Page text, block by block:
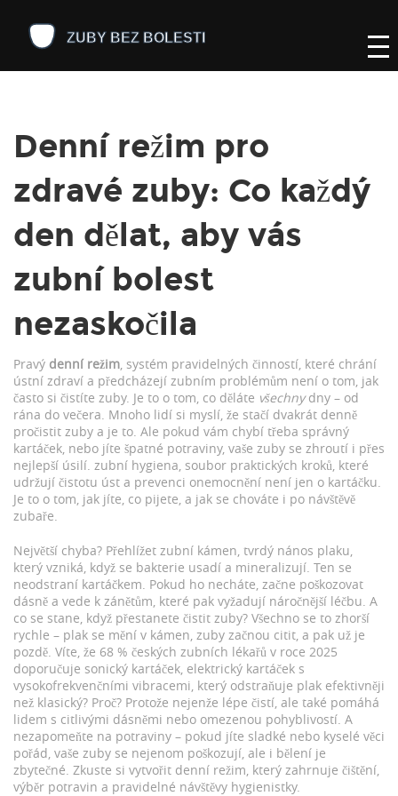
Denní režim pro
zdravé zuby: Co každý
den dělat, aby vás
zubní bolest
nezaskočila
Pravý denní režim, systém pravidelných činností, které chrání
ústní zdraví a předcházejí zubním problémům není o tom, jak
často si čistíte zuby. Je to o tom, co děláte všechnydny – od
rána do večera. Mnoho lidí si myslí, že stačí dvakrát denně
pročistit zuby a je to. Ale pokud vám chybí třeba správný
kartáček, nebo jíte špatné potraviny, vaše zuby se zhroutí i přes
nejlepší úsilí. zubní hygiena, soubor praktických kroků, které
udržují čistotu úst a prevenci onemocnění není jen o kartáčku.
Je to o tom, jak jíte, co pijete, a jak se chováte i po návštěvě
zubaře.
Největší chyba? Přehlížet zubní kámen, tvrdý nános plaku,
který vzniká, když se bakterie usadí a mineralizují. Ten se
neodstraní kartáčkem. Pokud ho necháte, začne poškozovat
dásně a vede k zánětům, které pak vyžadují náročnější léčbu. A
co se stane, když přestanete čistit zuby? Všechno se to zhorší
rychle – plak se mění v kámen, zuby začnou citit, a pak už je
pozdě. Víte, že 68 % českých zubních lékařů v roce 2025
doporučuje sonický kartáček, elektrický kartáček s
vysokofrekvenčními vibracemi, který odstraňuje plak efektivněji
než klasický? Proč? Protože nejenže lépe čistí, ale také pomáhá
lidem s citlivými dásněmi nebo omezenou pohyblivostí. A
nezapomeňte na potraviny – pokud jíte sladké nebo kyselé věci
pořád, vaše zuby se nejenom poškozují, ale i bělení je
zbytečné. Zkuste si vytvořit denní režim, který zahrnuje čištění,
výběr potravin a pravidelné návštěvy hygienistky.